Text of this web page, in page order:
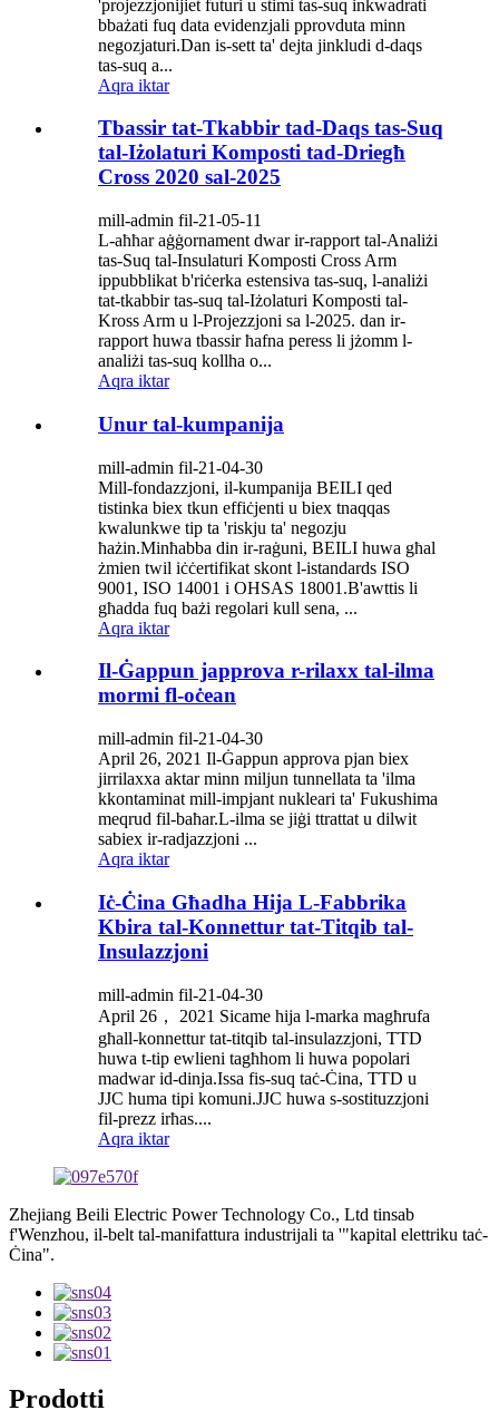
'projezzjonijiet futuri u stimi tas-suq inkwadrati
bbażati fuq data evidenzjali pprovduta minn
negozjaturi.Dan is-sett ta' dejta jinkludi d-daqs
tas-suq a...
Aqra iktar
Tbassir tat-Tkabbir tad-Daqs tas-Suq
tal-Iżolaturi Komposti tad-Driegħ
Cross 2020 sal-2025
mill-admin fil-21-05-11
L-aħħar aġġornament dwar ir-rapport tal-Analiżi
tas-Suq tal-Insulaturi Komposti Cross Arm
ippubblikat b'riċerka estensiva tas-suq, l-analiżi
tat-tkabbir tas-suq tal-Iżolaturi Komposti tal-
Kross Arm u l-Projezzjoni sa l-2025. dan ir-
rapport huwa tbassir ħafna peress li jżomm l-
analiżi tas-suq kollha o...
Aqra iktar
Unur tal-kumpanija
mill-admin fil-21-04-30
Mill-fondazzjoni, il-kumpanija BEILI qed
tistinka biex tkun effiċjenti u biex tnaqqas
kwalunkwe tip ta 'riskju ta' negozju
ħażin.Minħabba din ir-raġuni, BEILI huwa għal
żmien twil iċċertifikat skont l-istandards ISO
9001, ISO 14001 i OHSAS 18001.B'awttis li
għadda fuq bażi regolari kull sena, ...
Aqra iktar
Il-Ġappun japprova r-rilaxx tal-ilma
mormi fl-oċean
mill-admin fil-21-04-30
April 26, 2021 Il-Ġappun approva pjan biex
jirrilaxxa aktar minn miljun tunnellata ta 'ilma
kkontaminat mill-impjant nukleari ta' Fukushima
meqrud fil-baħar.L-ilma se jiġi ttrattat u dilwit
sabiex ir-radjazzjoni ...
Aqra iktar
Iċ-Ċina Għadha Hija L-Fabbrika
Kbira tal-Konnettur tat-Titqib tal-
Insulazzjoni
mill-admin fil-21-04-30
April 26， 2021 Sicame hija l-marka magħrufa
għall-konnettur tat-titqib tal-insulazzjoni, TTD
huwa t-tip ewlieni tagħhom li huwa popolari
madwar id-dinja.Issa fis-suq taċ-Ċina, TTD u
JJC huma tipi komuni.JJC huwa s-sostituzzjoni
fil-prezz irħas....
Aqra iktar
Zhejiang Beili Electric Power Technology Co., Ltd tinsab
f'Wenzhou, il-belt tal-manifattura industrijali ta '"kapital elettriku taċ-
Ċina".
Prodotti